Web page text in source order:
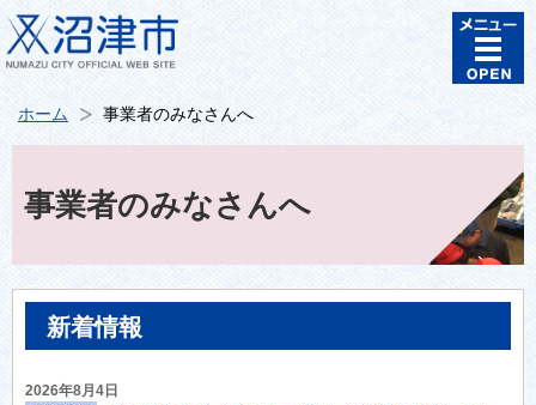
ホーム 事業者のみなさんへ
事業者のみなさんへ
新着情報
2026年8月4日